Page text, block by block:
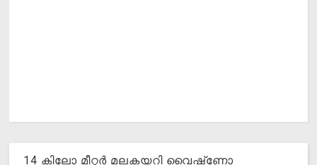
14 കിലോ മീറ്റര്‍ മലകയറി വൈഷ്‌ണോ